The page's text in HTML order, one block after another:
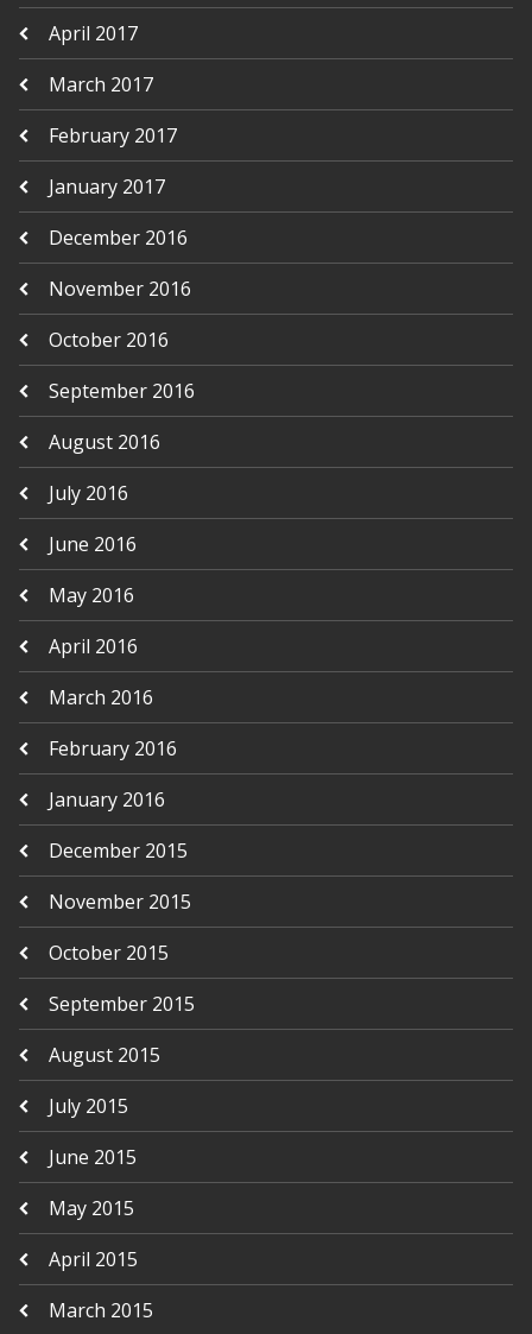
April 2017
March 2017
February 2017
January 2017
December 2016
November 2016
October 2016
September 2016
August 2016
July 2016
June 2016
May 2016
April 2016
March 2016
February 2016
January 2016
December 2015
November 2015
October 2015
September 2015
August 2015
July 2015
June 2015
May 2015
April 2015
March 2015